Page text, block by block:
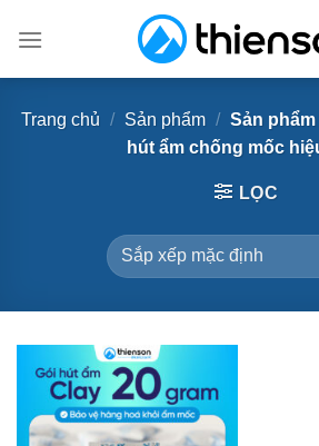
Trang chủ / Sản phẩm / Sản
hút ẩm chống mốc
LỌC